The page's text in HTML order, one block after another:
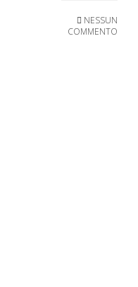
NESSUN
COMMENTO